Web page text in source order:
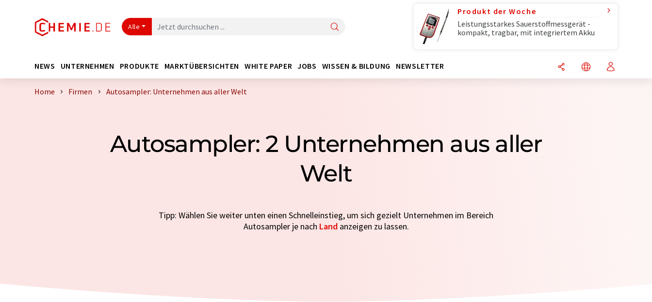
Alle
Produkt der Woche
Leistungsstarkes Sauerstoffmessgerät -
kompakt, tragbar, mit integriertem Akku
NEWS UNTERNEHMEN PRODUKTE MARKTÜBERSICHTEN WHITE PAPER JOBS WISSEN & BILDUNG NEWSLETTER
Home Firmen Autosampler: Unternehmen aus aller Welt
Autosampler: 2 Unternehmen aus aller
Welt
Tipp: Wählen Sie weiter unten einen Schnelleinstieg, um sich gezielt Unternehmen im Bereich
Autosampler je nach Landanzeigen zu lassen.